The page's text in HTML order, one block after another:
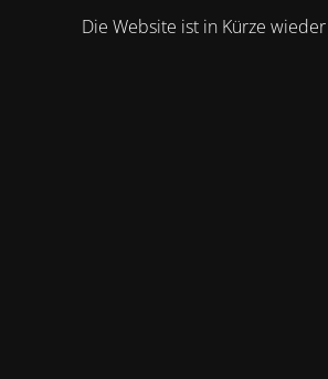
Die Website ist in Kürze